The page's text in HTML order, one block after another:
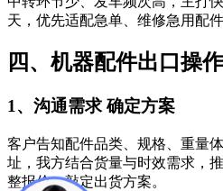
天，优先适配急单、维修急用配
四、机器配件出口操
1、沟通需求 确定方案
客户告知配件品类、规格、重量
址，我方结合货量与时效需求，
整报价，敲定出货方案。